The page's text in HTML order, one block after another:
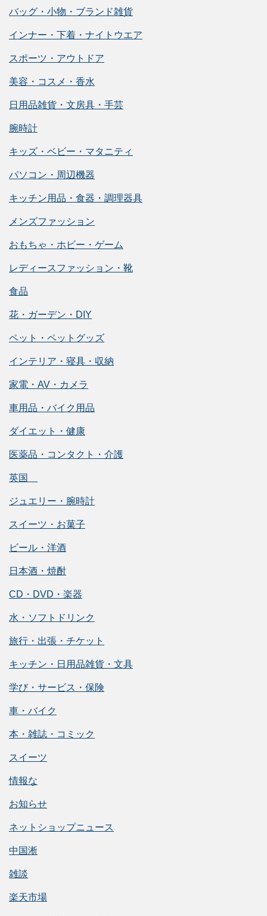
バッグ・小物・ブランド雑貨
インナー・下着・ナイトウエア
スポーツ・アウトドア
美容・コスメ・香水
日用品雑貨・文房具・手芸
腕時計
キッズ・ベビー・マタニティ
パソコン・周辺機器
キッチン用品・食器・調理器具
メンズファッション
おもちゃ・ホビー・ゲーム
レディースファッション・靴
食品
花・ガーデン・DIY
ペット・ペットグッズ
インテリア・寝具・収納
家電・AV・カメラ
車用品・バイク用品
ダイエット・健康
医薬品・コンタクト・介護
英国
ジュエリー・腕時計
スイーツ・お菓子
ビール・洋酒
日本酒・焼酎
CD・DVD・楽器
水・ソフトドリンク
旅行・出張・チケット
キッチン・日用品雑貨・文具
学び・サービス・保険
車・バイク
本・雑誌・コミック
スイーツ
情報な
お知らせ
ネットショップニュース
中国淅
雑談
楽天市場